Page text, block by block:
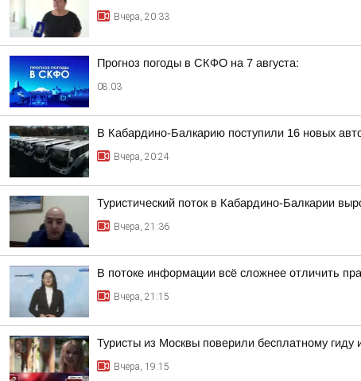
Вчера, 20:33
Прогноз погоды в СКФО на 7 августа:
08:03
В Кабардино-Балкарию поступили 16 новых
Вчера, 20:24
Туристический поток в Кабардино-Балкарии
Вчера, 21:36
В потоке информации всё сложнее отличить
Вчера, 21:15
Туристы из Москвы поверили бесплатному
Вчера, 19:15